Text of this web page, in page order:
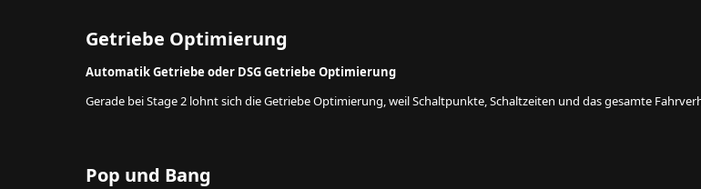
Getriebe Optimierung
Automatik Getriebe oder DSG Getriebe Optimierung
Gerade bei Stage 2 lohnt sich die Getriebe Optimierung, weil Schaltpunkte, Schaltzeiten und das gesamte
Pop und Bang